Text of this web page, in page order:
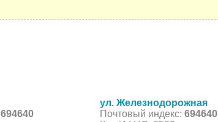
694640
ул. Железнодорожная
Почтовый индекс: 694640